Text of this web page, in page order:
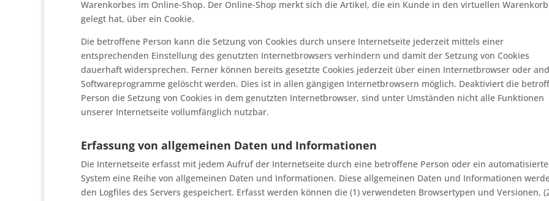
Warenkorbes im Online-Shop. Der Online-Shop merkt sich die Artikel, die ein Kunde in den virtuellen Warenkorb
gelegt hat, über ein Cookie.
Die betroffene Person kann die Setzung von Cookies durch unsere Internetseite jederzeit mittels einer
entsprechenden Einstellung des genutzten Internetbrowsers verhindern und damit der Setzung von Cookies
dauerhaft widersprechen. Ferner können bereits gesetzte Cookies jederzeit über einen Internetbrowser oder
Softwareprogramme gelöscht werden. Dies ist in allen gängigen Internetbrowsern möglich. Deaktiviert die
Person die Setzung von Cookies in dem genutzten Internetbrowser, sind unter Umständen nicht alle Funktionen
unserer Internetseite vollumfänglich nutzbar.
Erfassung von allgemeinen Daten und Informationen
Die Internetseite erfasst mit jedem Aufruf der Internetseite durch eine betroffene Person oder ein
System eine Reihe von allgemeinen Daten und Informationen. Diese allgemeinen Daten und Informationen
den Logfiles des Servers gespeichert. Erfasst werden können die (1) verwendeten Browsertypen und Versionen,